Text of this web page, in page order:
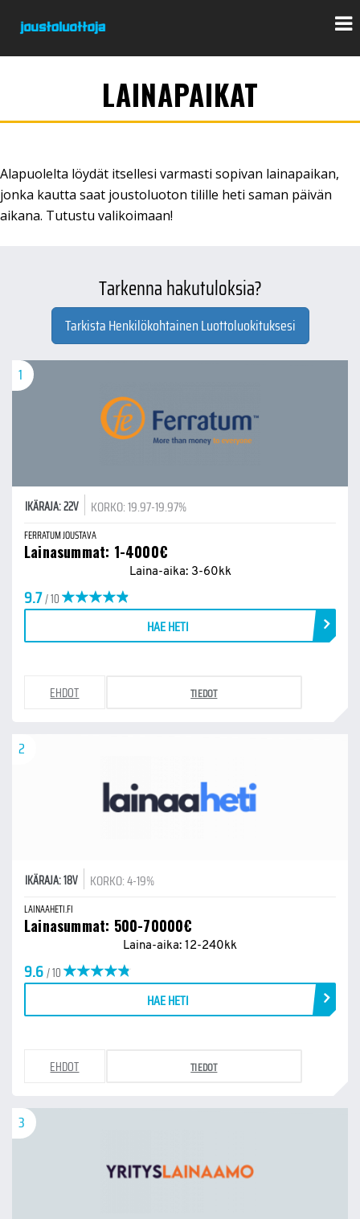
LAINAPAIKAT
Alapuolelta löydät itsellesi varmasti sopivan lainapaikan,
jonka kautta saat joustoluoton tilille heti saman päivän
aikana. Tutustu valikoimaan!
Tarkenna hakutuloksia?
Tarkista Henkilökohtainen Luottoluokituksesi
1
IKÄRAJA: 22V KORKO: 19.97-19.97%
FERRATUM JOUSTAVA
Lainasummat: 1-4000€
Laina-aika: 3-60kk
9.7/ 10
EHDOT TIEDOT
HAE HETI
2
IKÄRAJA: 18V KORKO: 4-19%
LAINAAHETI.FI
Lainasummat: 500-70000€
Laina-aika: 12-240kk
9.6/ 10
EHDOT TIEDOT
HAE HETI
3